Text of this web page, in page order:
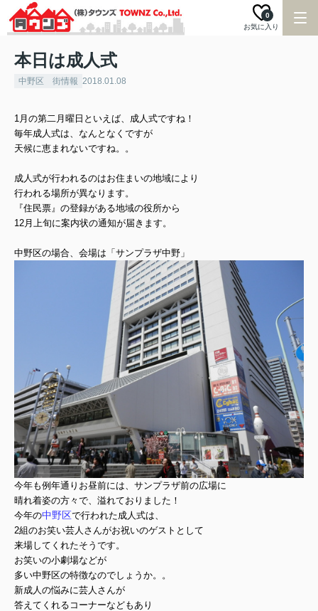
お気に入り
0
本日は成人式
中野区 街情報 2018.01.08
1月の第二月曜日といえば、成人式ですね！
毎年成人式は、なんとなくですが
天候に恵まれないですね。。
成人式が行われるのはお住まいの地域により
行われる場所が異なります。
『住民票』の登録がある地域の役所から
12月上旬に案内状の通知が届きます。
中野区の場合、会場は「サンプラザ中野」
今年も例年通りお昼前には、サンプラザ前の広場に
晴れ着姿の方々で、溢れておりました！
今年の中野区で行われた成人式は、
2組のお笑い芸人さんがお祝いのゲストとして
来場してくれたそうです。
お笑いの小劇場などが
多い中野区の特徴なのでしょうか。。
新成人の悩みに芸人さんが
答えてくれるコーナーなどもあり